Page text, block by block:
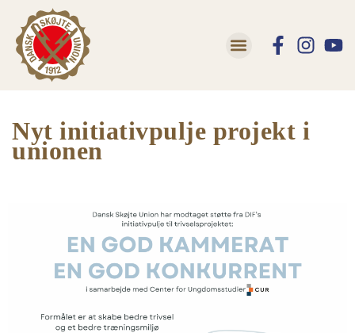
Nyt initiativpulje projekt i
unionen